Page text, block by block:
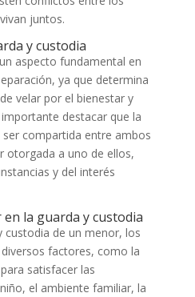
juntos.
y custodia
aspecto fundamental en
ya que determina
velar por el bienestar y
destacar que la
compartida entre ambos
otorgada a uno de ellos,
y del interés
la guarda y custodia
custodia de un menor, los
factores, como la
satisfacer las
el ambiente familiar, la